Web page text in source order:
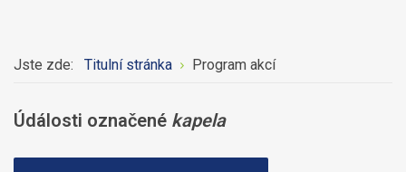
Jste zde: Titulní stránka Program akcí
Údálosti označené kapela